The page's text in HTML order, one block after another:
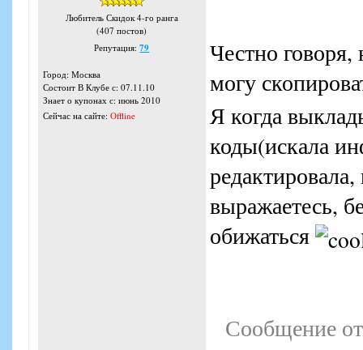
Любитель Скидок 4-го ранга
(407 постов)
Репутация:79
Город: Москва
Состоит В Клубе с: 07.11.10
Знает о купонах с: июнь 2010
Сейчас на сайте: Offline
Честно
могу
Я когда
коды(искала
выражаетесь,
обижаться
Сообщение